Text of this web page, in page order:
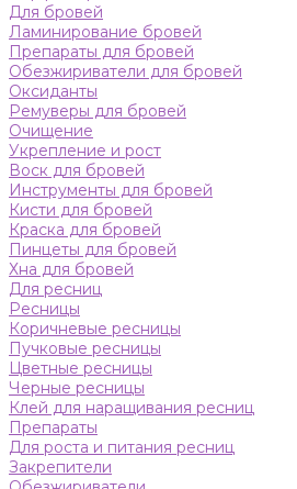
Для бровей
Ламинирование бровей
Препараты для бровей
Обезжириватели для бровей
Оксиданты
Ремуверы для бровей
Очищение
Укрепление и рост
Воск для бровей
Инструменты для бровей
Кисти для бровей
Краска для бровей
Пинцеты для бровей
Хна для бровей
Для ресниц
Ресницы
Коричневые ресницы
Пучковые ресницы
Цветные ресницы
Черные ресницы
Клей для наращивания ресниц
Препараты
Для роста и питания ресниц
Закрепители